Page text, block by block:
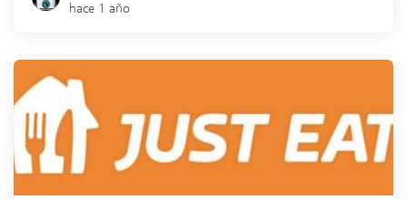
hace 1 año